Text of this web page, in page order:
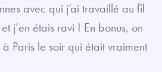
avec qui j’ai travaillé au fil
j’en étais ravi ! En bonus, on
Paris le soir qui était vraiment